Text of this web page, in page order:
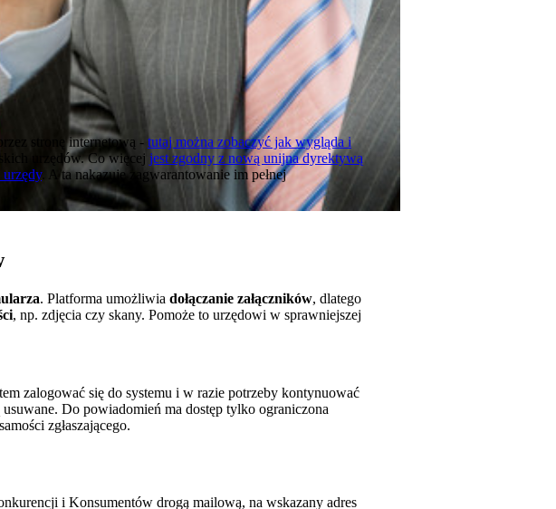
stronę internetową - tutaj można zobaczyć jak wygląda i
urzędów. Co więcej jest zgodny z nową unijna dyrektywą
. A ta nakazuje zagwarantowanie im pełnej
. Platforma umożliwia dołączanie załączników, dlatego
, np. zdjęcia czy skany. Pomoże to urzędowi w sprawniejszej
zalogować się do systemu i w razie potrzeby kontynuować
Do powiadomień ma dostęp tylko ograniczona
zgłaszającego.
i Konsumentów drogą mailową, na wskazany adres